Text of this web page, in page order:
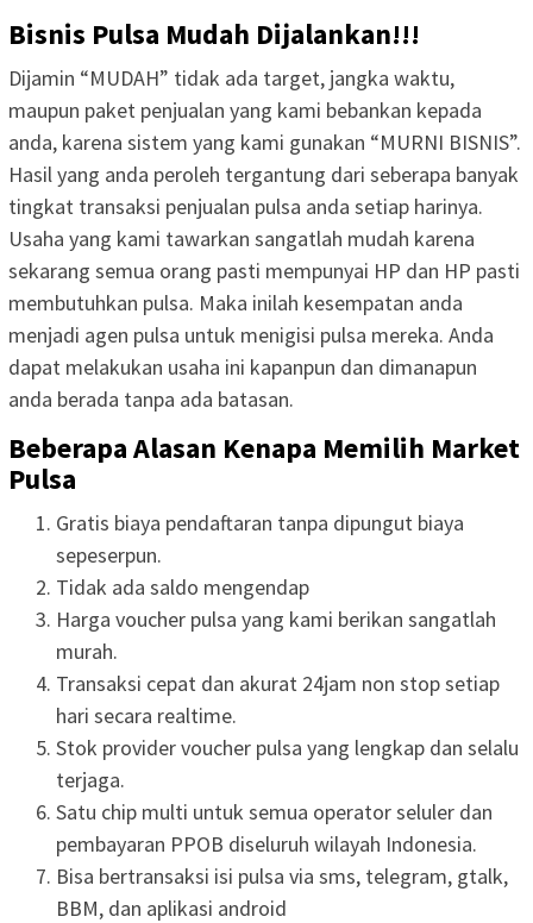
Bisnis Pulsa Mudah Dijalankan!!!
Dijamin “MUDAH” tidak ada target, jangka waktu,
maupun paket penjualan yang kami bebankan kepada
anda, karena sistem yang kami gunakan “MURNI BISNIS”.
Hasil yang anda peroleh tergantung dari seberapa banyak
tingkat transaksi penjualan pulsa anda setiap harinya.
Usaha yang kami tawarkan sangatlah mudah karena
sekarang semua orang pasti mempunyai HP dan HP pasti
membutuhkan pulsa. Maka inilah kesempatan anda
menjadi agen pulsa untuk menigisi pulsa mereka. Anda
dapat melakukan usaha ini kapanpun dan dimanapun
anda berada tanpa ada batasan.
Beberapa Alasan Kenapa Memilih Market
Pulsa
Gratis biaya pendaftaran tanpa dipungut biaya
sepeserpun.
Tidak ada saldo mengendap
Harga voucher pulsa yang kami berikan sangatlah
murah.
Transaksi cepat dan akurat 24jam non stop setiap
hari secara realtime.
Stok provider voucher pulsa yang lengkap dan selalu
terjaga.
Satu chip multi untuk semua operator seluler dan
pembayaran PPOB diseluruh wilayah Indonesia.
Bisa bertransaksi isi pulsa via sms, telegram, gtalk,
BBM, dan aplikasi android